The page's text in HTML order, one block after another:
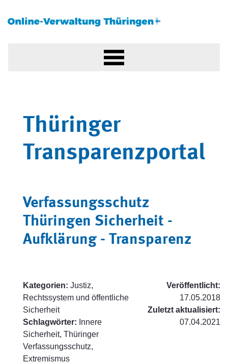
Thüringer
Transparenzportal
Verfassungsschutz
Thüringen Sicherheit -
Aufklärung - Transparenz
Kategorien: Justiz,
Rechtssystem und öffentliche
Sicherheit
Schlagwörter: Innere
Sicherheit, Thüringer
Verfassungsschutz,
Extremismus
Veröffentlicht:
17.05.2018
Zuletzt aktualisiert:
07.04.2021